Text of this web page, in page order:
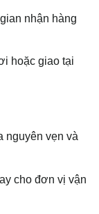
nhận hàng
hoặc giao tại
nguyên vẹn và
cho đơn vị vận